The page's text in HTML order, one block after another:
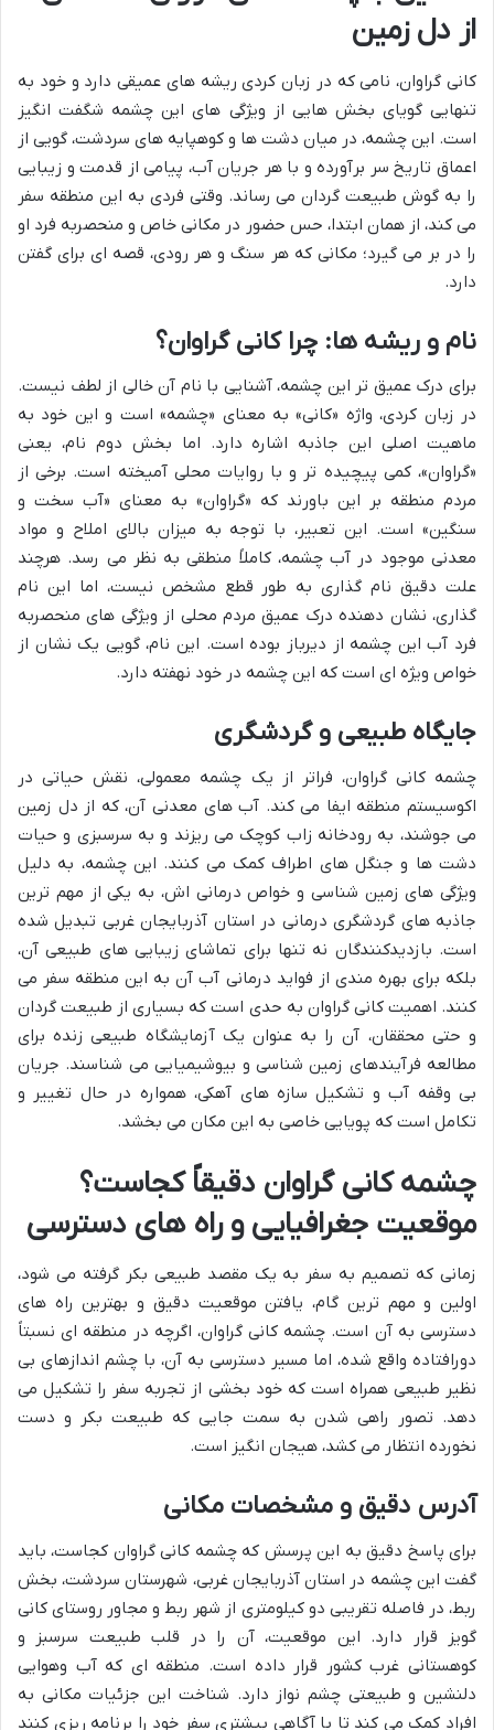
از دل زمین
کانی گراوان، نامی که در زبان کردی ریشه های عمیقی دارد و خود به
تنهایی گویای بخش هایی از ویژگی های این چشمه شگفت انگیز
است. این چشمه، در میان دشت ها و کوهپایه های سردشت، گویی از
اعماق تاریخ سر برآورده و با هر جریان آب، پیامی از قدمت و زیبایی
را به گوش طبیعت گردان می رساند. وقتی فردی به این منطقه سفر
می کند، از همان ابتدا، حس حضور در مکانی خاص و منحصربه فرد او
را در بر می گیرد؛ مکانی که هر سنگ و هر رودی، قصه ای برای گفتن
دارد.
نام و ریشه ها: چرا کانی گراوان؟
برای درک عمیق تر این چشمه، آشنایی با نام آن خالی از لطف نیست.
در زبان کردی، واژه «کانی» به معنای «چشمه» است و این خود به
ماهیت اصلی این جاذبه اشاره دارد. اما بخش دوم نام، یعنی
«گراوان»، کمی پیچیده تر و با روایات محلی آمیخته است. برخی از
مردم منطقه بر این باورند که «گراوان» به معنای «آب سخت و
سنگین» است. این تعبیر، با توجه به میزان بالای املاح و مواد
معدنی موجود در آب چشمه، کاملاً منطقی به نظر می رسد. هرچند
علت دقیق نام گذاری به طور قطع مشخص نیست، اما این نام
گذاری، نشان دهنده درک عمیق مردم محلی از ویژگی های منحصربه
فرد آب این چشمه از دیرباز بوده است. این نام، گویی یک نشان از
خواص ویژه ای است که این چشمه در خود نهفته دارد.
جایگاه طبیعی و گردشگری
چشمه کانی گراوان، فراتر از یک چشمه معمولی، نقش حیاتی در
اکوسیستم منطقه ایفا می کند. آب های معدنی آن، که از دل زمین
می جوشند، به رودخانه زاب کوچک می ریزند و به سرسبزی و حیات
دشت ها و جنگل های اطراف کمک می کنند. این چشمه، به دلیل
ویژگی های زمین شناسی و خواص درمانی اش، به یکی از مهم ترین
جاذبه های گردشگری درمانی در استان آذربایجان غربی تبدیل شده
است. بازدیدکنندگان نه تنها برای تماشای زیبایی های طبیعی آن،
بلکه برای بهره مندی از فواید درمانی آب آن به این منطقه سفر می
کنند. اهمیت کانی گراوان به حدی است که بسیاری از طبیعت گردان
و حتی محققان، آن را به عنوان یک آزمایشگاه طبیعی زنده برای
مطالعه فرآیندهای زمین شناسی و بیوشیمیایی می شناسند. جریان
بی وقفه آب و تشکیل سازه های آهکی، همواره در حال تغییر و
تکامل است که پویایی خاصی به این مکان می بخشد.
چشمه کانی گراوان دقیقاً کجاست؟
موقعیت جغرافیایی و راه های دسترسی
زمانی که تصمیم به سفر به یک مقصد طبیعی بکر گرفته می شود،
اولین و مهم ترین گام، یافتن موقعیت دقیق و بهترین راه های
دسترسی به آن است. چشمه کانی گراوان، اگرچه در منطقه ای نسبتاً
دورافتاده واقع شده، اما مسیر دسترسی به آن، با چشم اندازهای بی
نظیر طبیعی همراه است که خود بخشی از تجربه سفر را تشکیل می
دهد. تصور راهی شدن به سمت جایی که طبیعت بکر و دست
نخورده انتظار می کشد، هیجان انگیز است.
آدرس دقیق و مشخصات مکانی
برای پاسخ دقیق به این پرسش که چشمه کانی گراوان کجاست، باید
گفت این چشمه در استان آذربایجان غربی، شهرستان سردشت، بخش
ربط، در فاصله تقریبی دو کیلومتری از شهر ربط و مجاور روستای کانی
گویز قرار دارد. این موقعیت، آن را در قلب طبیعت سرسبز و
کوهستانی غرب کشور قرار داده است. منطقه ای که آب وهوایی
دلنشین و طبیعتی چشم نواز دارد. شناخت این جزئیات مکانی به
افراد کمک می کند تا با آگاهی بیشتری سفر خود را برنامه ریزی کنند